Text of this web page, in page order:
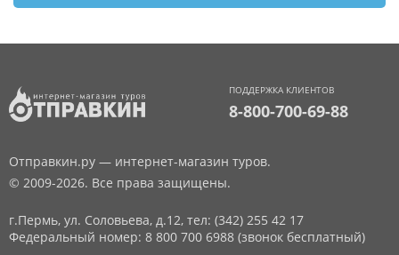
ПОДДЕРЖКА КЛИЕНТОВ
8-800-700-69-88
Отправкин.ру — интернет-магазин туров.
© 2009-2026. Все права защищены.
г.Пермь, ул. Соловьева, д.12, тел: (342) 255 42 17
Федеральный номер: 8 800 700 6988 (звонок бесплатный)